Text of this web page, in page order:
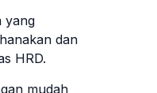
yang
dan
HRD.
mudah